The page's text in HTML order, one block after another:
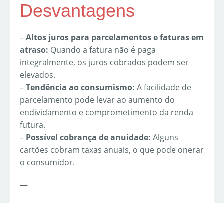
Desvantagens
–Altos juros para parcelamentos e faturas em
atraso: Quando a fatura não é paga
integralmente, os juros cobrados podem ser
elevados.
–Tendência ao consumismo: A facilidade de
parcelamento pode levar ao aumento do
endividamento e comprometimento da renda
futura.
– Possível cobrança de anuidade: Alguns
cartões cobram taxas anuais, o que pode onerar
o consumidor.
—